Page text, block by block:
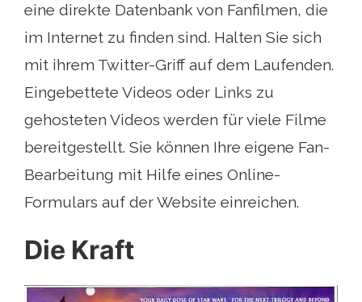
eine direkte Datenbank von Fanfilmen, die
im Internet zu finden sind. Halten Sie sich
mit ihrem Twitter-Griff auf dem Laufenden.
Eingebettete Videos oder Links zu
gehosteten Videos werden für viele Filme
bereitgestellt. Sie können Ihre eigene Fan-
Bearbeitung mit Hilfe eines Online-
Formulars auf der Website einreichen.
Die Kraft